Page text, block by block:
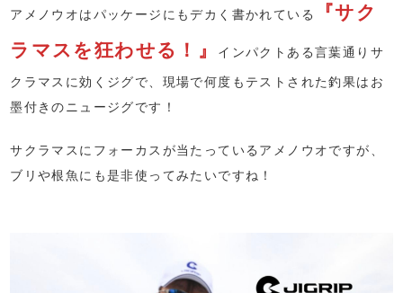
アメノウオはパッケージにもデカく書かれている
『サク
ラマスを狂わせる！』
インパクトある言葉通りサ
クラマスに効くジグで、現場で何度もテストされた釣果はお
墨付きのニュージグです！
サクラマスにフォーカスが当たっているアメノウオですが、
ブリや根魚にも是非使ってみたいですね！